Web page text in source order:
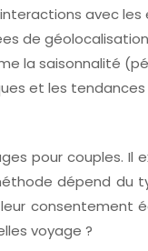
avec
de
la saisonnalité
et les
pour couples.
dépend
voyage ?